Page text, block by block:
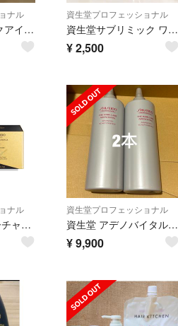
ナル
サブリミック アクアインテンシブマスク（D） 200g
資生堂プロフェッショナル
資生堂サブリミック ワンダーシールドa 詰替用110mL
¥2,500
ナル
SHISEIDO フューチャーソリューション LXレジェンダリーEN クリーム
資生堂プロフェッショナル
資生堂 アデノバイタル アドバンスト スカルプエッセンス
¥9,900